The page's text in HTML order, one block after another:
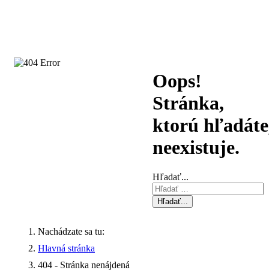
Oops!
Stránka,
ktorú
neexistuje.
Hľadať...
Hľadať...
Nachádzate sa tu:
Hlavná stránka
404 - Stránka nenájdená